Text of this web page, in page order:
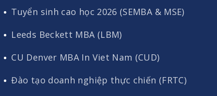
Tuyển sinh cao học 2026 (SEMBA & MSE)
Leeds Beckett MBA (LBM)
CU Denver MBA In Viet Nam (CUD)
Đào tạo doanh nghiệp thực chiến (FRTC)